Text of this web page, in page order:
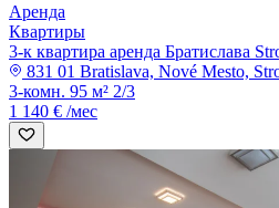
Аренда
Квартиры
3-к квартира аренда Братислава
831 01 Bratislava, Nové Mesto,
3-комн. 95 м² 2/3
1 140 € /мес